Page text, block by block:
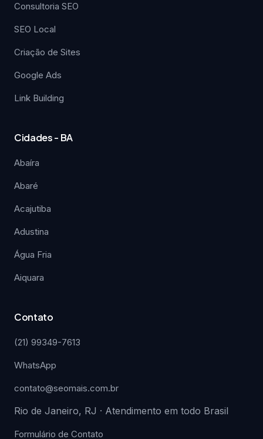
Consultoria SEO
SEO Local
Criação de Sites
Google Ads
Link Building
Cidades - BA
Abaíra
Abaré
Acajutiba
Adustina
Água Fria
Aiquara
Contato
(21) 99349-7613
WhatsApp
contato@seomais.com.br
Rio de Janeiro, RJ · Atendimento em todo Brasil
Formulário de Contato